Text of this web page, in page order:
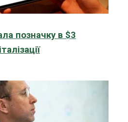
позначку в $3